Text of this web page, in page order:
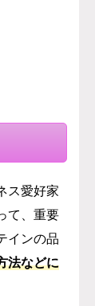
ス愛好家
て、重要
インの品
法などに